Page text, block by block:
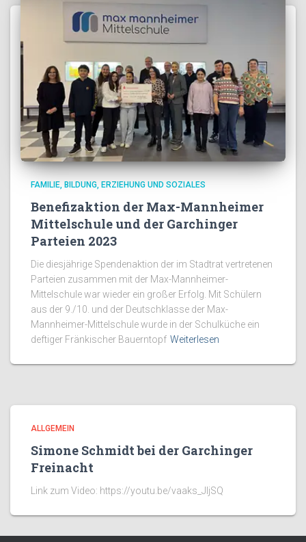
FAMILIE, BILDUNG, ERZIEHUNG UND SOZIALES
Benefizaktion der Max-Mannheimer
Mittelschule und der Garchinger
Parteien 2023
Die diesjährige Spendenaktion der im Stadtrat vertretenen
Parteien zusammen mit der Max-Mannheimer-
Mittelschule war wieder ein großer Erfolg. Mit Schülern
aus der 9./10. und der Deutschklasse der Max-
Mannheimer-Mittelschule wurde in der Schulküche ein
deftiger Fränkischer Bauerntopf Weiterlesen
ALLGEMEIN
Simone Schmidt bei der Garchinger
Freinacht
Link zum Video: https://youtu.be/vaaks_JIjSQ